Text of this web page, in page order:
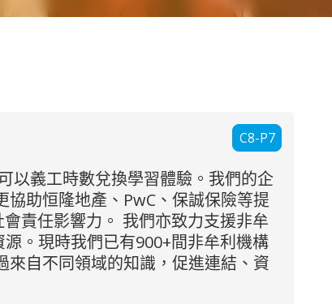
C8-P7
以義工時數兌換學習體驗。我們的企
助恒隆地產、PwC、保誠保險等提
責任影響力。 我們亦致力支援非牟
。現時我們已有900+間非牟利機構
自不同領域的知識，促進連結、資